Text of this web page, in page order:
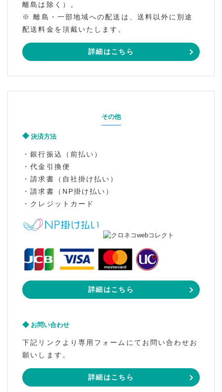
離島は除く）。
※ 離島・一部地域への配送は、送料以外に別途
配送料金を頂戴いたします。
詳細はこちら
その他
決済方法
・銀行振込（前払い）
・代金引換便
・請求書（自社掛け払い）
・請求書（NP掛け払い）
・クレジットカード
詳細はこちら
お問い合わせ
下記リンクより専用フォームにてお問い合わせお
願いします。
詳細はこちら